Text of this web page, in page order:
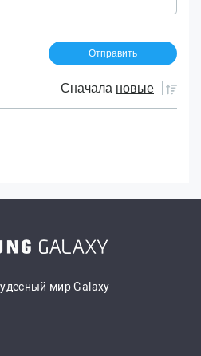
Сначала новые
мир Galaxy